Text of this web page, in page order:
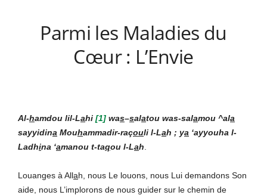
Parmi les Maladies du
Cœur : L’Envie
Al-hamdou lil-Lahi [1] was–salatou was-salamou ^ala
sayyidina Mouhammadir-raçouli l-Lah ; ya ‘ayyouha l-
Ladhina ‘amanou t-taqou l-Lah
Louanges à Allah, nous Le louons, nous Lui demandons Son
aide, nous L’implorons de nous guider sur le chemin de